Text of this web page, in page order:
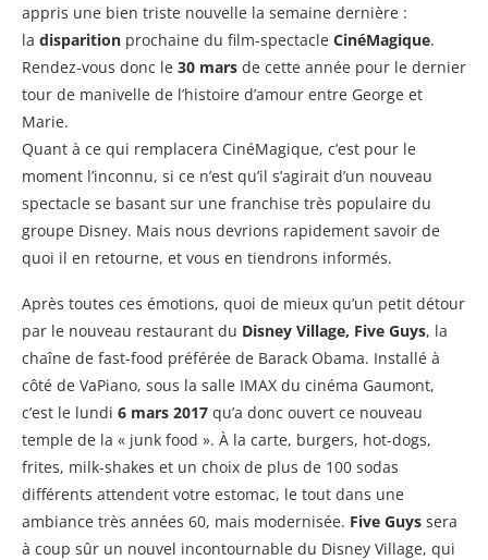
appris une bien triste nouvelle la semaine dernière :
la disparition prochaine du film-spectacle CinéMagique.
Rendez-vous donc le 30 mars de cette année pour le dernier
tour de manivelle de l’histoire d’amour entre George et
Marie.
Quant à ce qui remplacera CinéMagique, c’est pour le
moment l’inconnu, si ce n’est qu’il s’agirait d’un nouveau
spectacle se basant sur une franchise très populaire du
groupe Disney. Mais nous devrions rapidement savoir de
quoi il en retourne, et vous en tiendrons informés.
Après toutes ces émotions, quoi de mieux qu’un petit détour
par le nouveau restaurant du Disney Village, Five Guys, la
chaîne de fast-food préférée de Barack Obama. Installé à
côté de VaPiano, sous la salle IMAX du cinéma Gaumont,
c’est le lundi 6 mars 2017 qu’a donc ouvert ce nouveau
temple de la « junk food ». À la carte, burgers, hot-dogs,
frites, milk-shakes et un choix de plus de 100 sodas
différents attendent votre estomac, le tout dans une
ambiance très années 60, mais modernisée. Five Guys sera
à coup sûr un nouvel incontournable du Disney Village, qui